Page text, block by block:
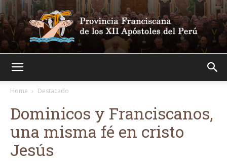
Home
Destacado
Dominicos y Franciscanos,
una misma fé en cristo
Jesús